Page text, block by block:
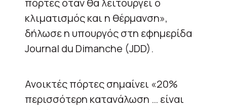
πόρτες όταν θα λειτουργεί ο
κλιματισμός και η θέρμανση»,
δήλωσε η υπουργός στη εφημερίδα
Journal du Dimanche (JDD).
Ανοικτές πόρτες σημαίνει «20%
περισσότερη κατανάλωση … είναι